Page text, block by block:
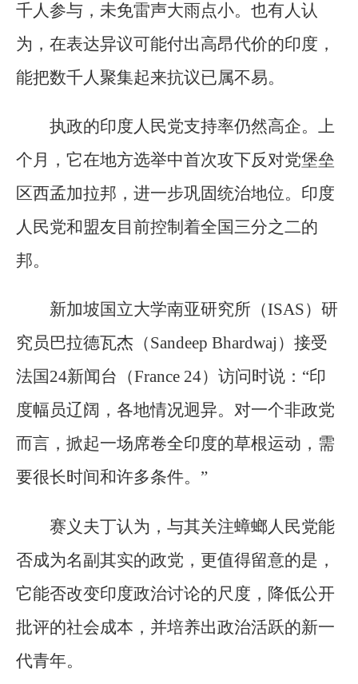
千人参与，未免雷声大雨点小。也有人认
为，在表达异议可能付出高昂代价的印度，
能把数千人聚集起来抗议已属不易。
执政的印度人民党支持率仍然高企。上
个月，它在地方选举中首次攻下反对党堡垒
区西孟加拉邦，进一步巩固统治地位。印度
人民党和盟友目前控制着全国三分之二的
邦。
新加坡国立大学南亚研究所（ISAS）研
究员巴拉德瓦杰（Sandeep Bhardwaj）接受
法国24新闻台（France 24）访问时说：“印
度幅员辽阔，各地情况迥异。对一个非政党
而言，掀起一场席卷全印度的草根运动，需
要很长时间和许多条件。”
赛义夫丁认为，与其关注蟑螂人民党能
否成为名副其实的政党，更值得留意的是，
它能否改变印度政治讨论的尺度，降低公开
批评的社会成本，并培养出政治活跃的新一
代青年。